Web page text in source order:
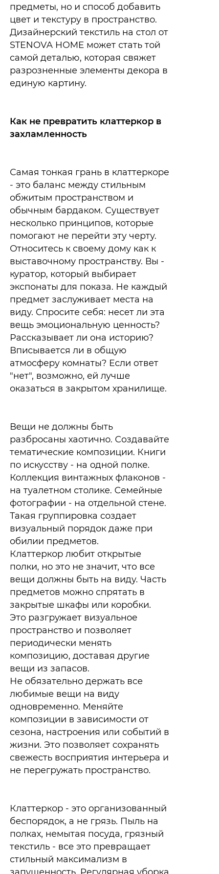
предметы, но и способ добавить
цвет и текстуру в пространство.
Дизайнерский текстиль на стол от
STENOVA HOME может стать той
самой деталью, которая свяжет
разрозненные элементы декора в
единую картину.​
Как не превратить клаттеркор в
захламленность
Самая тонкая грань в клаттеркоре
- это баланс между стильным
обжитым пространством и
обычным бардаком. Существует
несколько принципов, которые
помогают не перейти эту черту.
Относитесь к своему дому как к
выставочному пространству. Вы -
куратор, который выбирает
экспонаты для показа. Не каждый
предмет заслуживает места на
виду. Спросите себя: несет ли эта
вещь эмоциональную ценность?
Рассказывает ли она историю?
Вписывается ли в общую
атмосферу комнаты? Если ответ
"нет", возможно, ей лучше
оказаться в закрытом хранилище.
Вещи не должны быть
разбросаны хаотично. Создавайте
тематические композиции. Книги
по искусству - на одной полке.
Коллекция винтажных флаконов -
на туалетном столике. Семейные
фотографии - на отдельной стене.
Такая группировка создает
визуальный порядок даже при
обилии предметов.​
Клаттеркор любит открытые
полки, но это не значит, что все
вещи должны быть на виду. Часть
предметов можно спрятать в
закрытые шкафы или коробки.
Это разгружает визуальное
пространство и позволяет
периодически менять
композицию, доставая другие
вещи из запасов.​
Не обязательно держать все
любимые вещи на виду
одновременно. Меняйте
композиции в зависимости от
сезона, настроения или событий в
жизни. Это позволяет сохранять
свежесть восприятия интерьера и
не перегружать пространство.
Клаттеркор - это организованный
беспорядок, а не грязь. Пыль на
полках, немытая посуда, грязный
текстиль - все это превращает
стильный максимализм в